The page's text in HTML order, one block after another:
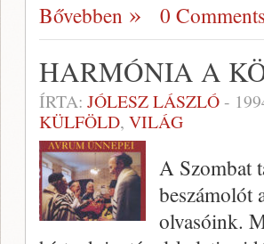
Bővebben 0 Comments
HARMÓNIA A
ÍRTA: JÓLESZ LÁSZLÓ-
KÜLFÖLD, VILÁG
A Szombat
beszámolót
olvasóink.